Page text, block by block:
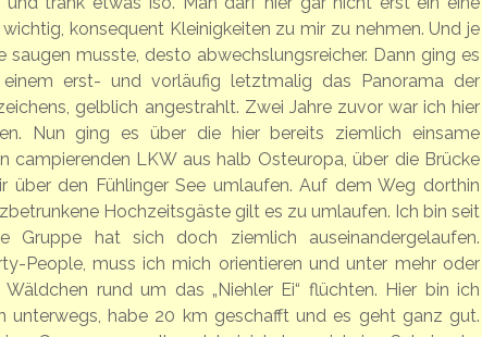
konsequent Kleinigkeiten zu mir zu nehmen. Und je
musste, desto abwechslungsreicher. Dann ging es
erst- und vorläufig letztmalig das Panorama der
gelblich angestrahlt. Zwei Jahre zuvor war ich hier
Nun ging es über die hier bereits ziemlich einsame
campierenden LKW aus halb Osteuropa, über die Brücke
über den Fühlinger See umlaufen. Auf dem Weg dorthin
Hochzeitsgäste gilt es zu umlaufen. Ich bin seit
Gruppe hat sich doch ziemlich auseinandergelaufen.
People, muss ich mich orientieren und unter mehr oder
rund um das „Niehler Ei“ flüchten. Hier bin ich
unterwegs, habe 20 km geschafft und es geht ganz gut.